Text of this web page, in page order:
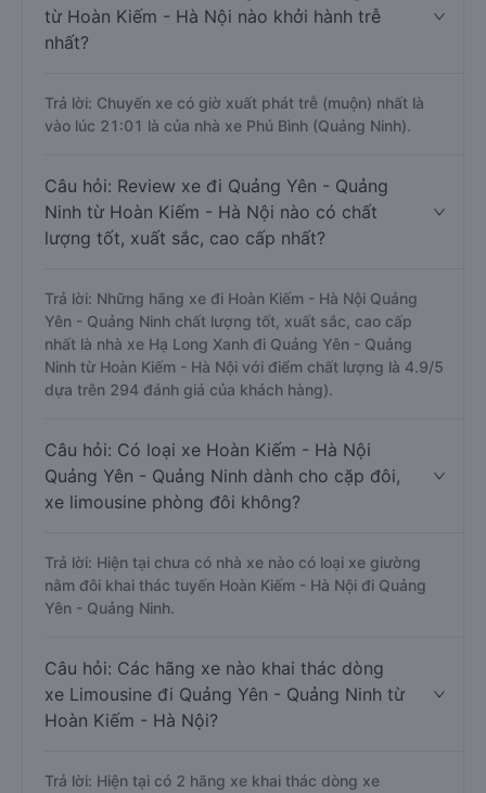
từ Hoàn Kiếm - Hà Nội nào khởi hành trễ
nhất?
Trả lời: Chuyến xe có giờ xuất phát trễ (muộn) nhất là
vào lúc 21:01 là của nhà xe Phú Bình (Quảng Ninh).
Câu hỏi: Review xe đi Quảng Yên - Quảng
Ninh từ Hoàn Kiếm - Hà Nội nào có chất
lượng tốt, xuất sắc, cao cấp nhất?
Trả lời: Những hãng xe đi Hoàn Kiếm - Hà Nội Quảng
Yên - Quảng Ninh chất lượng tốt, xuất sắc, cao cấp
nhất là nhà xe Hạ Long Xanh đi Quảng Yên - Quảng
Ninh từ Hoàn Kiếm - Hà Nội với điểm chất lượng là 4.9/5
dựa trên 294 đánh giá của khách hàng).
Câu hỏi: Có loại xe Hoàn Kiếm - Hà Nội
Quảng Yên - Quảng Ninh dành cho cặp đôi,
xe limousine phòng đôi không?
Trả lời: Hiện tại chưa có nhà xe nào có loại xe giường
nằm đôi khai thác tuyến Hoàn Kiếm - Hà Nội đi Quảng
Yên - Quảng Ninh.
Câu hỏi: Các hãng xe nào khai thác dòng
xe Limousine đi Quảng Yên - Quảng Ninh từ
Hoàn Kiếm - Hà Nội?
Trả lời: Hiện tại có 2 hãng xe khai thác dòng xe